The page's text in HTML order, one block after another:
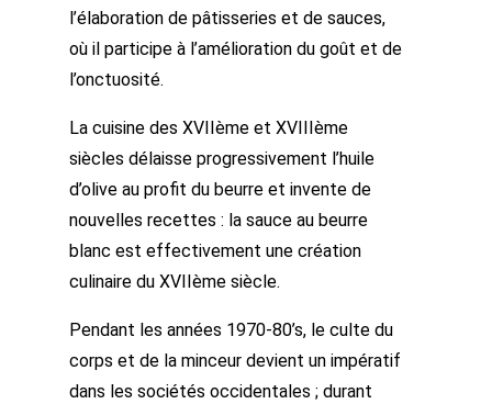
l’élaboration de pâtisseries et de sauces,
où il participe à l’amélioration du goût et de
l’onctuosité.
La cuisine des XVIIème et XVIIIème
siècles délaisse progressivement l’huile
d’olive au profit du beurre et invente de
nouvelles recettes : la sauce au beurre
blanc est effectivement une création
culinaire du XVIIème siècle.
Pendant les années 1970-80’s, le culte du
corps et de la minceur devient un impératif
dans les sociétés occidentales ; durant